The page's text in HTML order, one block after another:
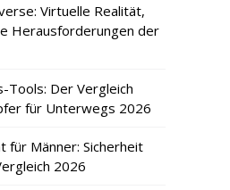
Virtuelle Realität,
Herausforderungen der
Tools: Der Vergleich
für Unterwegs 2026
für Männer: Sicherheit
2026